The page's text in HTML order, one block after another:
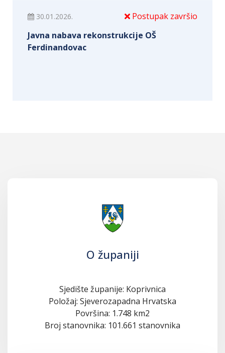
30.01.2026.
Postupak završio
Javna nabava rekonstrukcije OŠ
Ferdinandovac
O županiji
Sjedište županije: Koprivnica
Položaj: Sjeverozapadna Hrvatska
Površina: 1.748 km2
Broj stanovnika: 101.661 stanovnika